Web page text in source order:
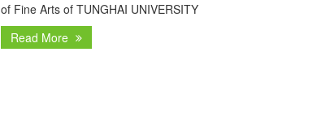
of Fine Arts of TUNGHAI UNIVERSITY
Read More